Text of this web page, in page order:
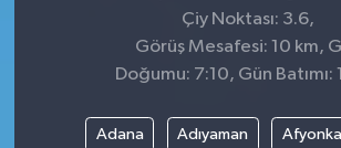
Çiy Noktası: 3.6,
Görüş Mesafesi: 10 km,
Doğumu: 7:10, Gün Batımı:
Adana Adıyaman